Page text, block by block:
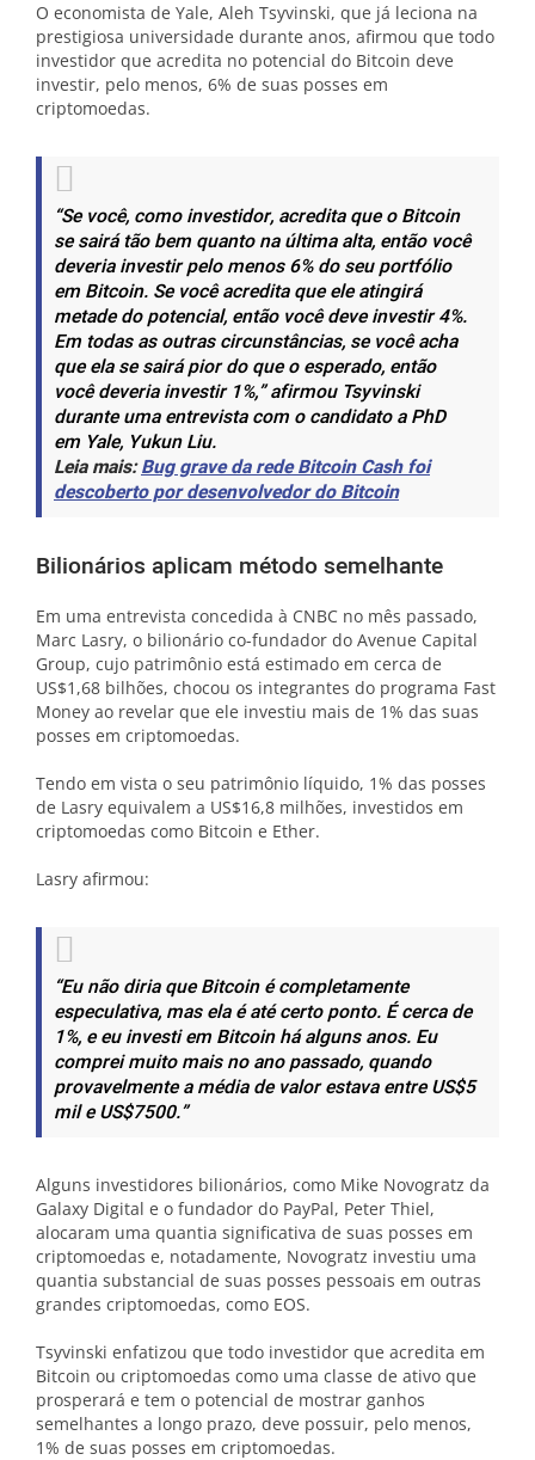
O economista de Yale, Aleh Tsyvinski, que já leciona na
prestigiosa universidade durante anos, afirmou que todo
investidor que acredita no potencial do Bitcoin deve
investir, pelo menos, 6% de suas posses em
criptomoedas.
“Se você, como investidor, acredita que o Bitcoin
se sairá tão bem quanto na última alta, então você
deveria investir pelo menos 6% do seu portfólio
em Bitcoin. Se você acredita que ele atingirá
metade do potencial, então você deve investir 4%.
Em todas as outras circunstâncias, se você acha
que ela se sairá pior do que o esperado, então
você deveria investir 1%,”afirmou Tsyvinski
durante uma entrevista com o candidato a PhD
em Yale, Yukun Liu.
Leia mais:Bug grave da rede Bitcoin Cash foi
descoberto por desenvolvedor do Bitcoin
Bilionários aplicam método semelhante
Em uma entrevista concedida à CNBC no mês passado,
Marc Lasry, o bilionário co-fundador do Avenue Capital
Group, cujo patrimônio está estimado em cerca de
US$1,68 bilhões, chocou os integrantes do programa Fast
Money ao revelar que ele investiu mais de 1% das suas
posses em criptomoedas.
Tendo em vista o seu patrimônio líquido, 1% das posses
de Lasry equivalem a US$16,8 milhões, investidos em
criptomoedas como Bitcoin e Ether.
Lasry afirmou:
“Eu não diria que Bitcoin é completamente
especulativa, mas ela é até certo ponto. É cerca de
1%, e eu investi em Bitcoin há alguns anos. Eu
comprei muito mais no ano passado, quando
provavelmente a média de valor estava entre US$5
mil e US$7500.”
Alguns investidores bilionários, como Mike Novogratz da
Galaxy Digital e o fundador do PayPal, Peter Thiel,
alocaram uma quantia significativa de suas posses em
criptomoedas e, notadamente, Novogratz investiu uma
quantia substancial de suas posses pessoais em outras
grandes criptomoedas, como EOS.
Tsyvinski enfatizou que todo investidor que acredita em
Bitcoin ou criptomoedas como uma classe de ativo que
prosperará e tem o potencial de mostrar ganhos
semelhantes a longo prazo, deve possuir, pelo menos,
1% de suas posses em criptomoedas.